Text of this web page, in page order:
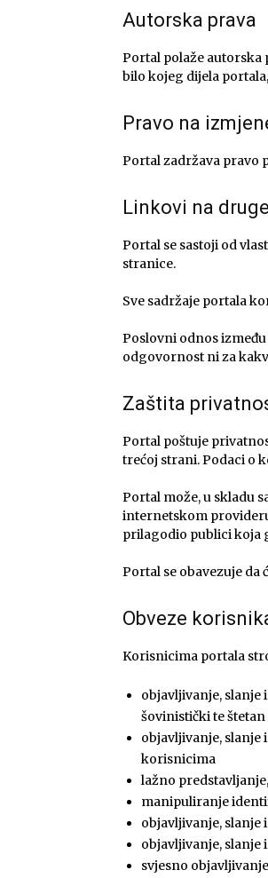
Autorska prava
Portal polaže autorska
bilo kojeg dijela
Pravo na
Portal zadržava pravo
Linkovi na
Portal se sastoji od
stranice.
Sve sadržaje portala
Poslovni odnos
odgovornost ni za
Zaštita
Portal poštuje
trećoj strani. Podaci o
Portal može, u skladu
internetskom
prilagodio publici koja
Portal se obavezuje
Obveze
Korisnicima portala
objavljivanje, slanje
šovinistički te
objavljivanje, slanje
korisnicima
lažno
manipuliranje
objavljivanje, slanje
objavljivanje,
svjesno